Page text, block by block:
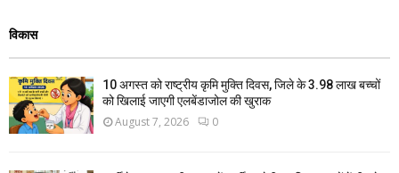
विकास
10 अगस्त को राष्ट्रीय कृमि मुक्ति दिवस, जिले के 3.98 लाख बच्चों
को खिलाई जाएगी एलबेंडाजोल की खुराक
August 7, 2026 0